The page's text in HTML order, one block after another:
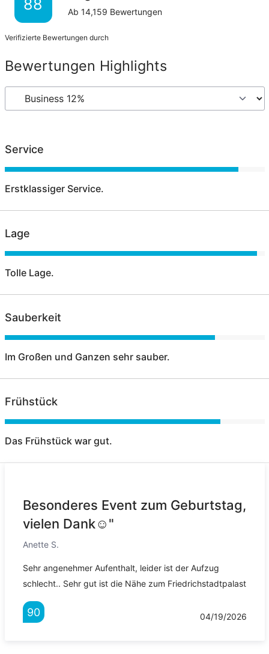
88 Ab 14,159 Bewertungen
Verifizierte Bewertungen durch
Bewertungen Highlights
Service
Erstklassiger Service.
Lage
Tolle Lage.
Sauberkeit
Im Großen und Ganzen sehr sauber.
Frühstück
Das Frühstück war gut.
Besonderes Event zum Geburtstag,
vielen Dank☺"
Anette S.
Sehr angenehmer Aufenthalt, leider ist der Aufzug
schlecht.. Sehr gut ist die Nähe zum Friedrichstadtpalast
90 04/19/2026